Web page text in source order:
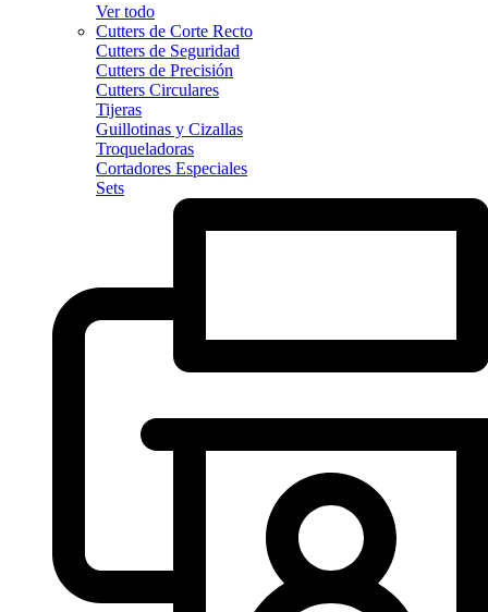
Ver todo
Cutters de Corte Recto
Cutters de Seguridad
Cutters de Precisión
Cutters Circulares
Tijeras
Guillotinas y Cizallas
Troqueladoras
Cortadores Especiales
Sets